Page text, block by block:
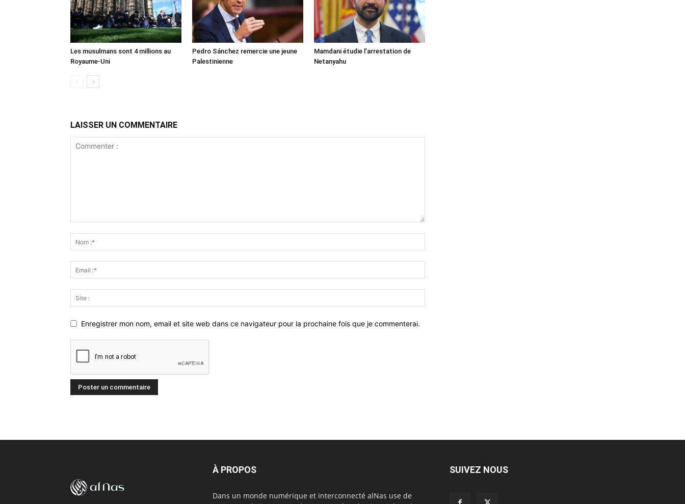
Les musulmans sont 4 millions au
Royaume-Uni
Pedro Sánchez remercie une jeune
Palestinienne
Mamdani étudie l’arrestation de
Netanyahu
LAISSER UN COMMENTAIRE
Enregistrer mon nom, email et site web dans ce navigateur pour la prochaine fois que je commenterai.
À PROPOS
Dans un monde numérique et interconnecté alNas use de
SUIVEZ NOUS